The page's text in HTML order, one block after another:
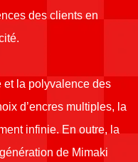
des clients en
et la polyvalence des
d’encres multiples, la
infinie. En outre, la
de Mimaki